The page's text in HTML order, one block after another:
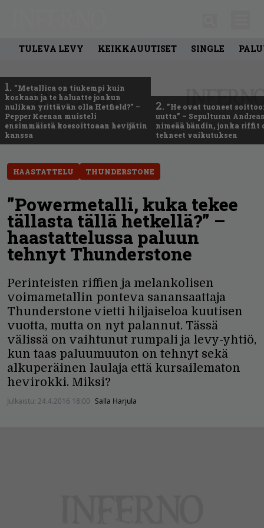
TULEVA LEVY KEIKKAUUTISET SINGLE
1. ”Metallica on tiukempi kuin
koskaan ja te haluatte jonkun
nulikan yrittävän olla Hetfield?” –
Pepper Keenan muisteli
ensimmäistä koesoittoaan hevijätin
kanssa
2. ”He ovat tuoneet
uutta” – Sepulturan
nimeää bändin, jonka riffit
tehneet vaikutuksen
HAASTATTELU THUNDERSTONE
”Powermetalli, kuka tekee
tällasta tällä hetkellä?” –
haastattelussa paluun
tehnyt Thunderstone
Perinteisten riffien ja melankolisen
voimametallin ponteva sanansaattaja
Thunderstone vietti hiljaiseloa kuutisen
vuotta, mutta on nyt palannut. Tässä
välissä on vaihtunut rumpali ja levy-yhtiö,
kun taas paluumuuton on tehnyt sekä
alkuperäinen laulaja että kursailematon
hevirokki. Miksi?
Julkaistu: 24.4.2016 18:00 Salla Harjula